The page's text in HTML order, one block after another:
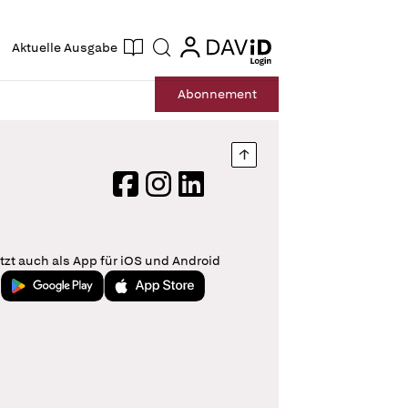
Aktuelle Ausgabe Suche login
login
Abonnement
Nach oben springen
FacebookInstagram
LinkedIn
auch als App für iOS und Android
Jetzt bei Google PlayLaden im App Store